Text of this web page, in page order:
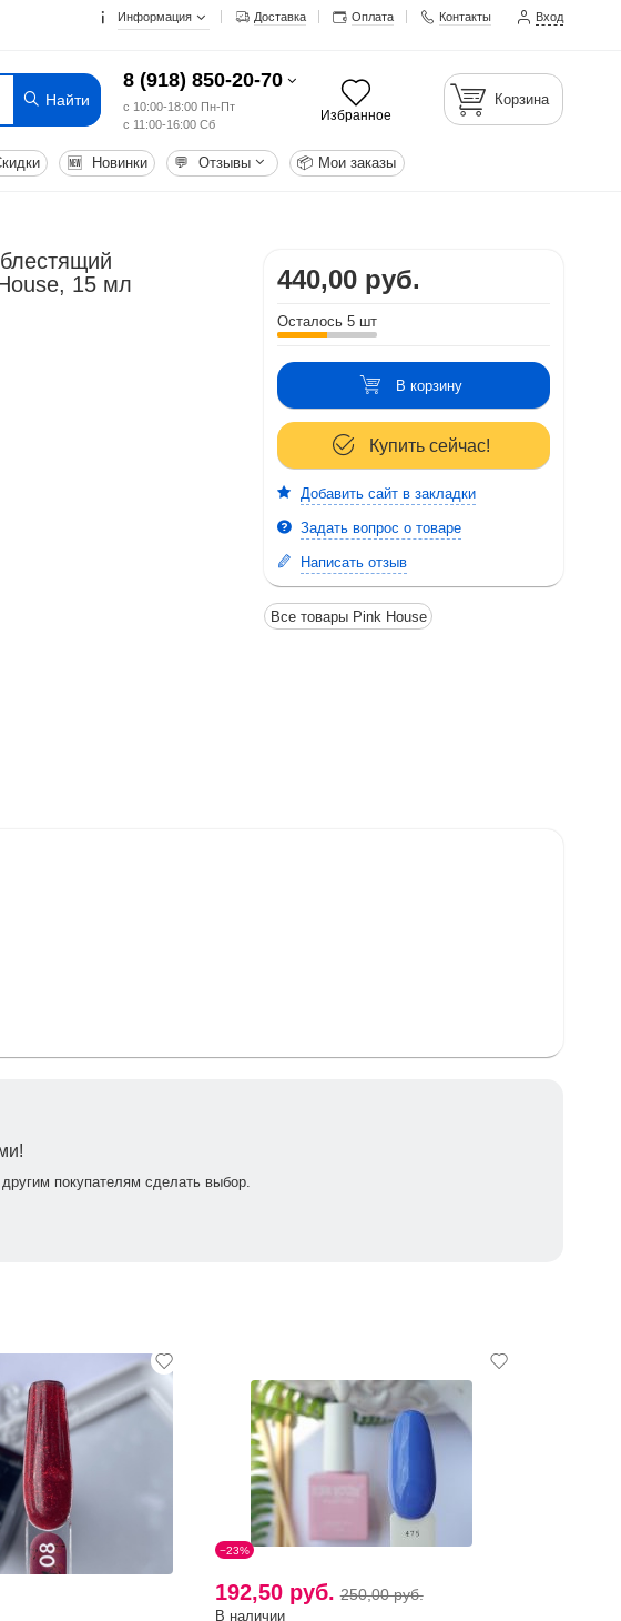
Информация Доставка Оплата Контакты Вход
Найти
8 (918) 850-20-70
с 10:00-18:00 Пн-Пт
с 11:00-16:00 Сб
Избранное
Корзина
🆕 Новинки 💬 Отзывы 📦 Мои заказы
15 мл
440,00 руб.
Осталось 5 шт
В корзину
Купить сейчас!
Добавить сайт в закладки
Задать вопрос о товаре
Написать отзыв
Все товары Pink House
покупателям сделать выбор.
−23%
192,50 руб. 250,00 руб.
В наличии